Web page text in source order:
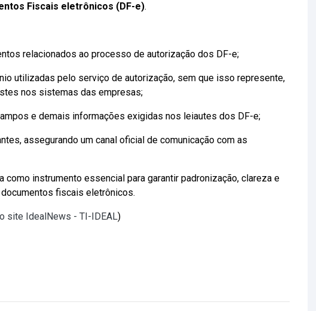
Fiscais eletrônicos (DF-e).
relacionados ao processo de autorização dos DF-e;
utilizadas pelo serviço de autorização, sem que isso represente,
nos sistemas das empresas;
e demais informações exigidas nos leiautes dos DF-e;
assegurando um canal oficial de comunicação com as
instrumento essencial para garantir padronização, clareza e
fiscais eletrônicos.
site IdealNews - TI-IDEAL)